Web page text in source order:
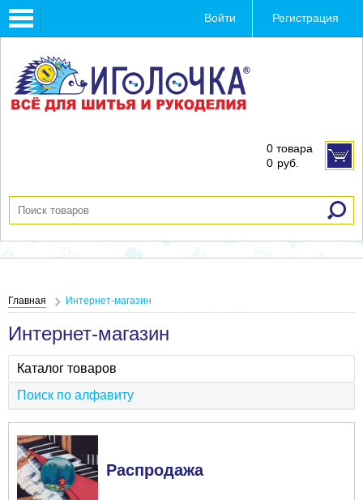
Toggle
navigation
Войти Регистрация
0 товара
0 руб.
Главная Интернет-магазин
Интернет-магазин
Каталог товаров
Поиск по алфавиту
Распродажа